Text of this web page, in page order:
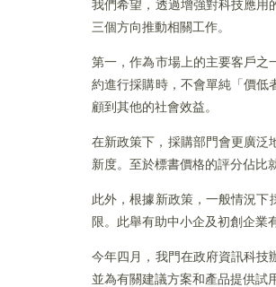
我們希望，透過增強對科技應用
三個方向推動相關工作。
第一，作為市場上的主要客戶之
約進行採購時，不會單純「價低
顧到其他的社會效益。
在新政策下，採購部門會更廣泛
新度。至於標書價格的評分佔比
此外，根據新政策，一般情況
限。此舉有助中小企及初創企業
今年四月，我門在政府資訊科技
並為有關建議方案和產品提供試